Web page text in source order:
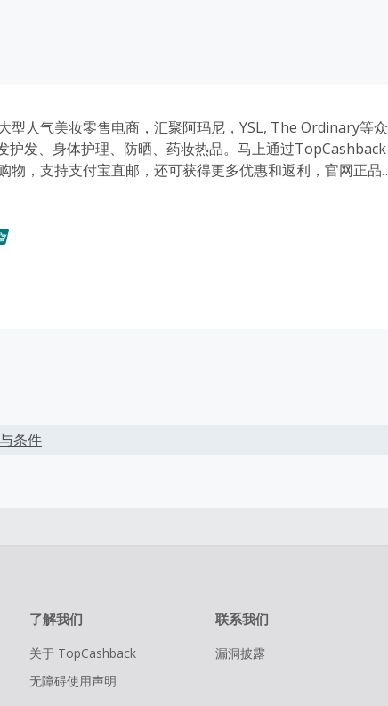
型人气美妆零售电商，汇聚阿玛尼，YSL, The Ordinary等众
护发、身体护理、防晒、药妆热品。马上通过TopCashback
物，支持支付宝直邮，还可获得更多优惠和返利，官网正品
条件
了解我们
关于 TopCashback
无障碍使用声明
联系我们
漏洞披露